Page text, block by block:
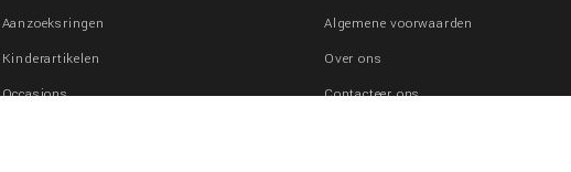
Aanzoeksringen
Kinderartikelen
Occasions
Algemene voorwaarden
Over ons
Contacteer ons